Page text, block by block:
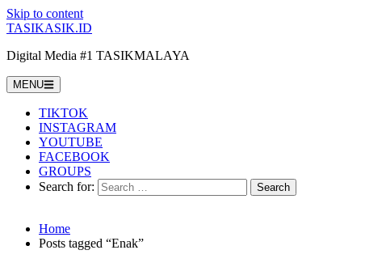
Skip to content
TASIKASIK.ID
Digital Media #1 TASIKMALAYA
MENU
TIKTOK
INSTAGRAM
YOUTUBE
FACEBOOK
GROUPS
Search for:
Home
Posts tagged “Enak”